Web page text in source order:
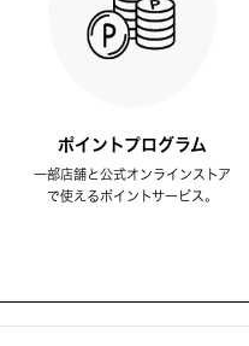
ポイントプログラム
一部店舗と公式オンラインストア
で使えるポイントサービス。